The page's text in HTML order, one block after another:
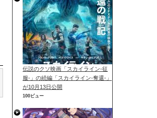
伝説のクソ映画「スカイライン-征
服-」の続編「スカイライン-奪還-」
が10月13日公開
100ビュー